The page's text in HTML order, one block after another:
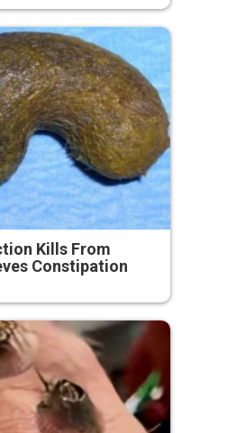
Kills From
Constipation